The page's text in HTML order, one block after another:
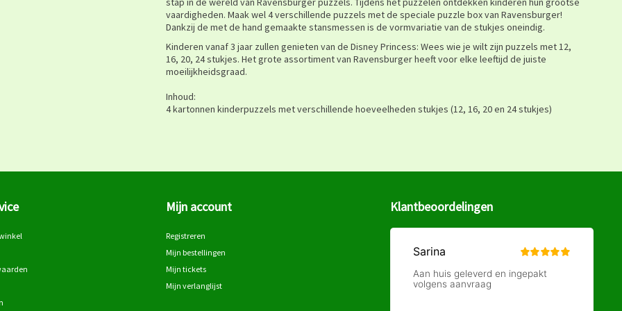
vaardigheden. Maak wel 4 verschillende puzzels met de speciale puzzle box van Ravensburger!
Dankzij de met de hand gemaakte stansmessen is de vormvariatie van de stukjes oneindig.
Kinderen vanaf 3 jaar zullen genieten van de Disney Princess: Wees wie je wilt zijn puzzels met 12,
16, 20, 24 stukjes. Het grote assortiment van Ravensburger heeft voor elke leeftijd de juiste
moeilijkheidsgraad.
Inhoud:
4 kartonnen kinderpuzzels met verschillende hoeveelheden stukjes (12, 16, 20 en 24 stukjes)
Mijn account
Registreren
Mijn bestellingen
Mijn tickets
Mijn verlanglijst
Klantbeoordelingen